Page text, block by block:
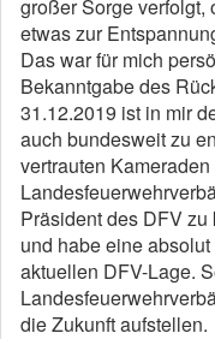
großer Sorge verfolgt,
etwas zur
Das war für mich
Bekanntgabe des
31.12.2019 ist in mir
auch bundesweit zu
vertrauten
Präsident des DFV
und habe eine
aktuellen DFV-Lage.
die Zukunft aufstellen.